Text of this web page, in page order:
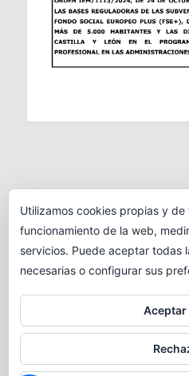
EXCMO. AYUNTAMIENTO DE
MAYOR, 27 · 37500 CIUDAD
Utilizamos cookies propias y
funcionamiento de la web,
servicios. Puede aceptar todas
necesarias o configurar sus
Aceptar